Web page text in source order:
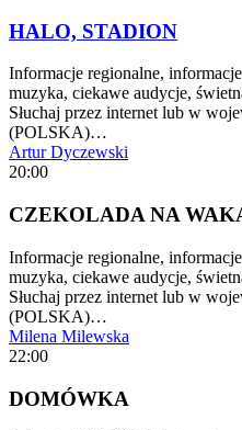
HALO, STADION
Informacje regionalne,
muzyka, ciekawe audycje,
Słuchaj przez internet lub w
(POLSKA)…
Artur Dyczewski
20:00
CZEKOLADA NA
Informacje regionalne,
muzyka, ciekawe audycje,
Słuchaj przez internet lub w
(POLSKA)…
Milena Milewska
22:00
DOMÓWKA